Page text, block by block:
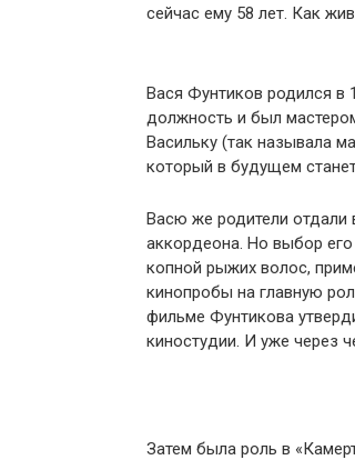
сейчас ему 58 лет. Как
Вася Фунтиков родился в
должность и был
Васильку (так называла
который в будущем
Васю же родители отдали
аккордеона. Но выбор
копной рыжих волос,
кинопробы на главную
фильме Фунтикова
киностудии. И уже через
Затем была роль в